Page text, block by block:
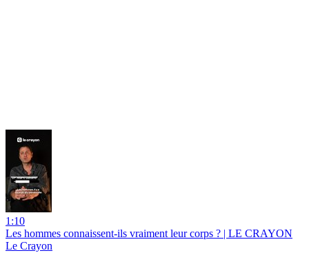
1:10
Les hommes connaissent-ils vraiment leur corps ? | LE CRAYON
Le Crayon